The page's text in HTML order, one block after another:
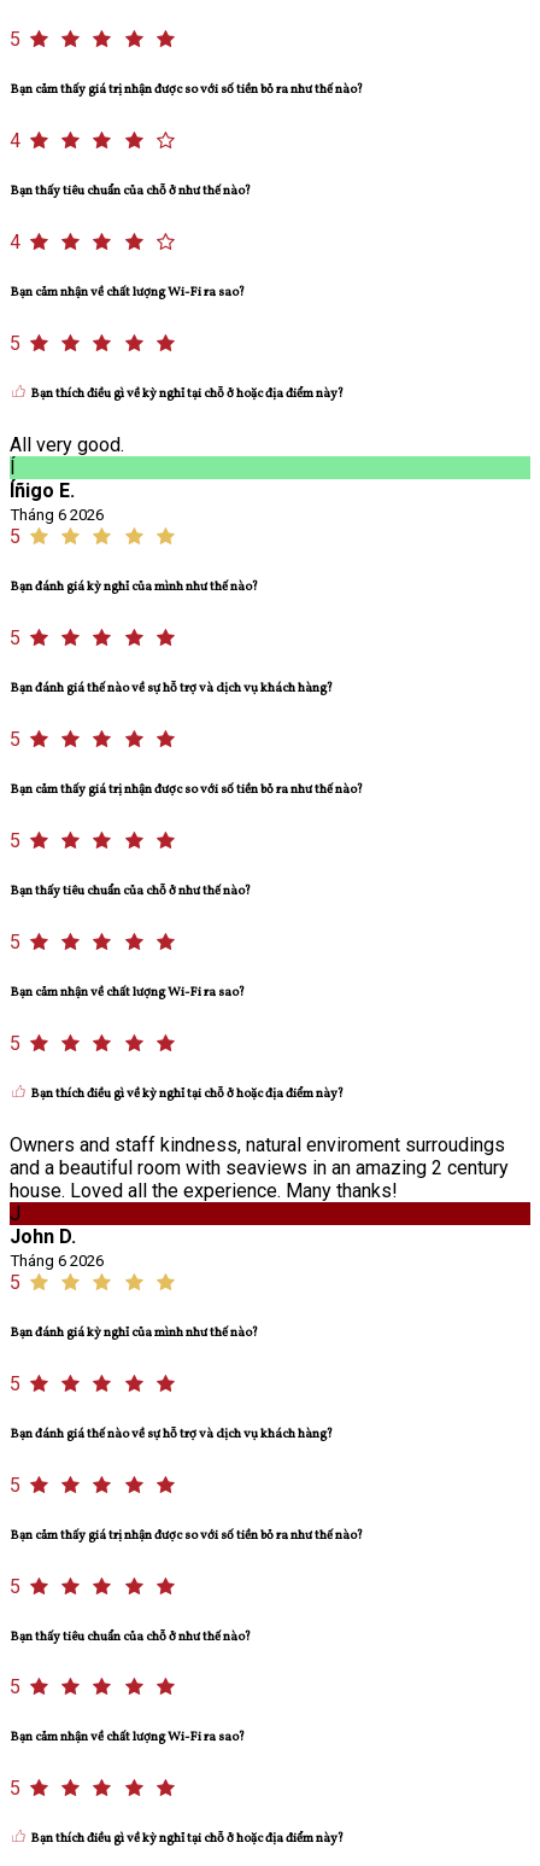
5
Bạn cảm thấy giá trị nhận được so với số tiền bỏ ra như thế nào?
4
Bạn thấy tiêu chuẩn của chỗ ở như thế nào?
4
Bạn cảm nhận về chất lượng Wi-Fi ra sao?
5
Bạn thích điều gì về kỳ nghỉ tại chỗ ở hoặc địa điểm này?
All very good.
Í
Íñigo E.
Tháng 6 2026
5
Bạn đánh giá kỳ nghỉ của mình như thế nào?
5
Bạn đánh giá thế nào về sự hỗ trợ và dịch vụ khách hàng?
5
Bạn cảm thấy giá trị nhận được so với số tiền bỏ ra như thế nào?
5
Bạn thấy tiêu chuẩn của chỗ ở như thế nào?
5
Bạn cảm nhận về chất lượng Wi-Fi ra sao?
5
Bạn thích điều gì về kỳ nghỉ tại chỗ ở hoặc địa điểm này?
Owners and staff kindness, natural enviroment surroudings
and a beautiful room with seaviews in an amazing 2 century
house. Loved all the experience. Many thanks!
J
John D.
Tháng 6 2026
5
Bạn đánh giá kỳ nghỉ của mình như thế nào?
5
Bạn đánh giá thế nào về sự hỗ trợ và dịch vụ khách hàng?
5
Bạn cảm thấy giá trị nhận được so với số tiền bỏ ra như thế nào?
5
Bạn thấy tiêu chuẩn của chỗ ở như thế nào?
5
Bạn cảm nhận về chất lượng Wi-Fi ra sao?
5
Bạn thích điều gì về kỳ nghỉ tại chỗ ở hoặc địa điểm này?